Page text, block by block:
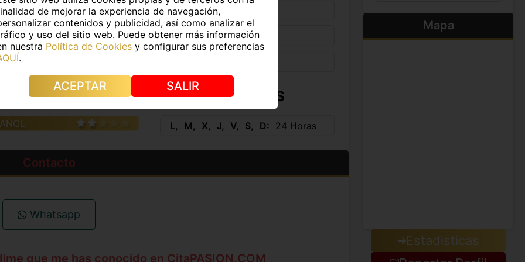
Medidas: -
pelo: Castaño Color de ojos: Castaños
Si
IDIOMAS HORARIOS
L M X J V S D 24 Horas
Contacto
Whatsapp
que me has conocido en CitaPASION.COM
Mapa
Estadisticas
de mejorar la experiencia de navegación,
contenidos y publicidad, así como analizar el
y uso del sitio web. Puede obtener más información
nuestra Política de Cookies y configurar sus preferencias
.
ACEPTAR SALIR